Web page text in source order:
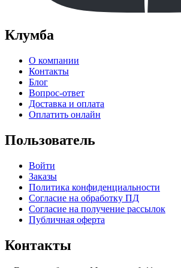
Клумба
О компании
Контакты
Блог
Вопрос-ответ
Доставка и оплата
Оплатить онлайн
Пользователь
Войти
Заказы
Политика конфиденциальности
Согласие на обработку ПД
Согласие на получение рассылок
Публичная оферта
Контакты